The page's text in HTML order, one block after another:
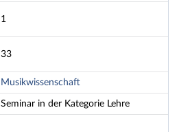
1
33
Musikwissenschaft
Seminar in der Kategorie Lehre